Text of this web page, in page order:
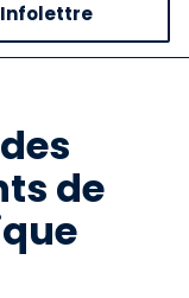
Infolettre
de